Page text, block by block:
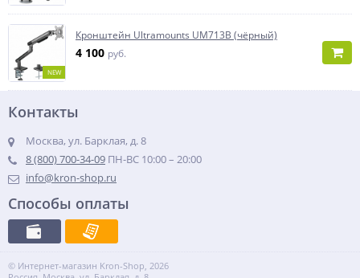
NEW
Кронштейн Ultramounts UM713B (чёрный)
4 100 руб.
Контакты
Москва, ул. Барклая, д. 8
8 (800) 700-34-09 ПН-ВС 10:00 – 20:00
info@kron-shop.ru
Способы оплаты
© Интернет-магазин Kron-Shop, 2026